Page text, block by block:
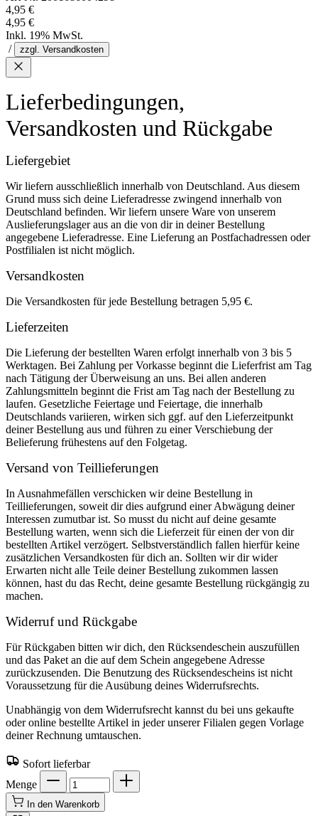
4,95 €
4,95 €
Inkl. 19% MwSt.
/
zzgl. Versandkosten
Lieferbedingungen,
Versandkosten und Rückgabe
Liefergebiet
Wir liefern ausschließlich innerhalb von Deutschland. Aus diesem
Grund muss sich deine Lieferadresse zwingend innerhalb von
Deutschland befinden. Wir liefern unsere Ware von unserem
Auslieferungslager aus an die von dir in deiner Bestellung
angegebene Lieferadresse. Eine Lieferung an Postfachadressen oder
Postfilialen ist nicht möglich.
Versandkosten
Die Versandkosten für jede Bestellung betragen 5,95 €.
Lieferzeiten
Die Lieferung der bestellten Waren erfolgt innerhalb von 3 bis 5
Werktagen. Bei Zahlung per Vorkasse beginnt die Lieferfrist am Tag
nach Tätigung der Überweisung an uns. Bei allen anderen
Zahlungsmitteln beginnt die Frist am Tag nach der Bestellung zu
laufen. Gesetzliche Feiertage und Feiertage, die innerhalb
Deutschlands variieren, wirken sich ggf. auf den Lieferzeitpunkt
deiner Bestellung aus und führen zu einer Verschiebung der
Belieferung frühestens auf den Folgetag.
Versand von Teillieferungen
In Ausnahmefällen verschicken wir deine Bestellung in
Teillieferungen, soweit dir dies aufgrund einer Abwägung deiner
Interessen zumutbar ist. So musst du nicht auf deine gesamte
Bestellung warten, wenn sich die Lieferzeit für einen der von dir
bestellten Artikel verzögert. Selbstverständlich fallen hierfür keine
zusätzlichen Versandkosten für dich an. Sollten wir dir wider
Erwarten nicht alle Teile deiner Bestellung zukommen lassen
können, hast du das Recht, deine gesamte Bestellung rückgängig zu
machen.
Widerruf und Rückgabe
Für Rückgaben bitten wir dich, den Rücksendeschein auszufüllen
und das Paket an die auf dem Schein angegebene Adresse
zurückzusenden. Die Benutzung des Rücksendescheins ist nicht
Voraussetzung für die Ausübung deines Widerrufsrechts.
Unabhängig von dem Widerrufsrecht kannst du bei uns gekaufte
oder online bestellte Artikel in jeder unserer Filialen gegen Vorlage
deiner Rechnung umtauschen.
Sofort lieferbar
Menge
In den Warenkorb